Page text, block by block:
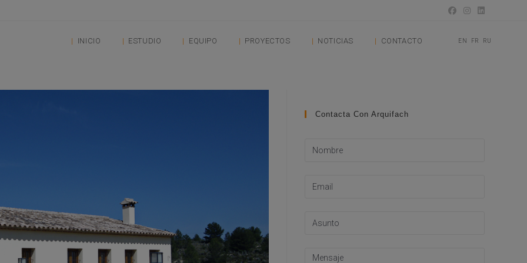
INICIO ESTUDIO EQUIPO PROYECTOS NOTICIAS CONTACTO EN FR RU
Contacta Con Arquifach